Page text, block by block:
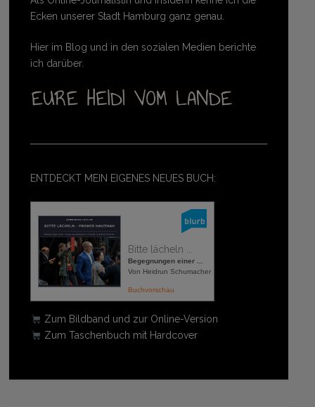
Ecken unserer Stadt Hamburg ganz genau.
Hier im Blog und in den sozialen Medien berichte
ich darüber.
ENTDECKT MEIN EIGENES NEUES BUCH:
Bitte lächeln ...
Begegnungen einer ...
Von Heidrun Schumacher
Buchvorschau
Zum Bildband und zur Online-Version
Zum Taschenbuch mit Hardcover